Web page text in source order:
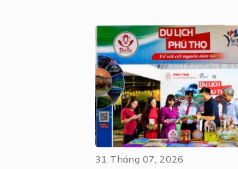
31 Tháng 07, 2026